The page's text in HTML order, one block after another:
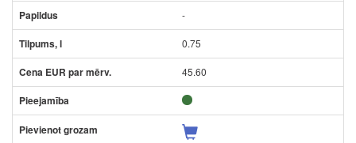
-
0.75
45.60